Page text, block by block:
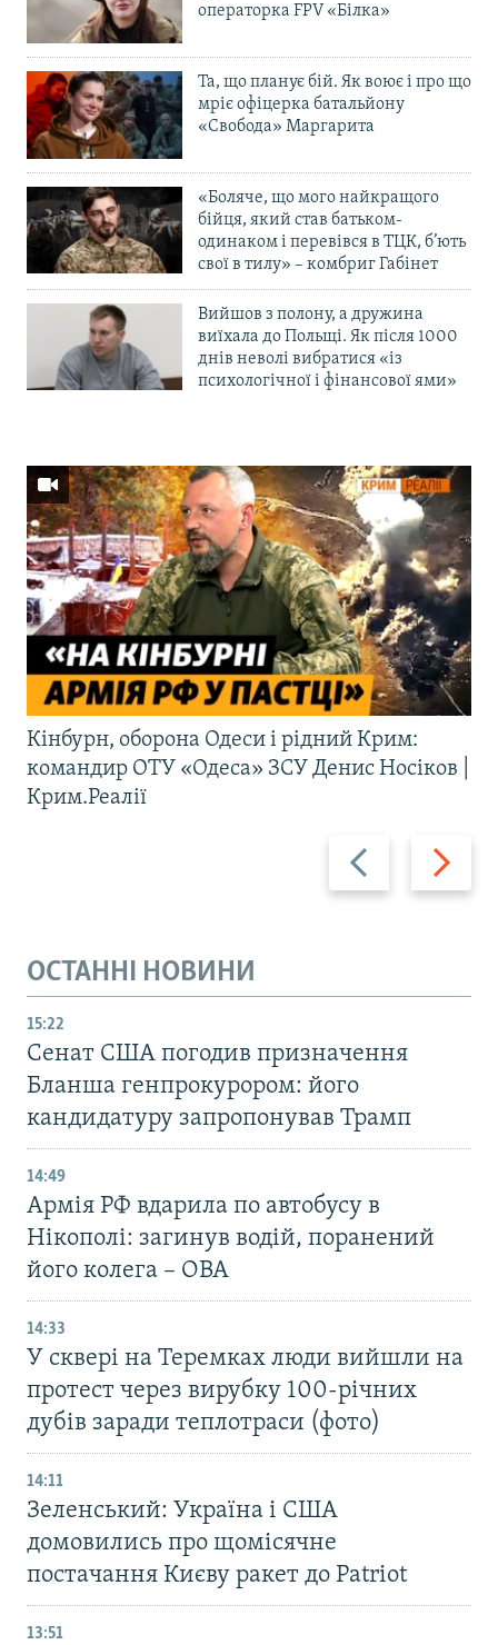
операторка FPV «Білка»
Та, що планує бій. Як воює і про що
мріє офіцерка батальйону
«Свобода» Маргарита
«Боляче, що мого найкращого
бійця, який став батьком-
одинаком і перевівся в ТЦК, б’ють
свої в тилу» – комбриг Габінет
Вийшов з полону, а дружина
виїхала до Польщі. Як після 1000
днів неволі вибратися «із
психологічної і фінансової ями»
Назад Вперед
Кінбурн, оборона Одеси і рідний Крим:
командир ОТУ «Одеса» ЗСУ Денис Носіков |
Крим.Реалії
ОСТАННІ НОВИНИ
15:22
Сенат США погодив призначення
Бланша генпрокурором: його
кандидатуру запропонував Трамп
14:49
Армія РФ вдарила по автобусу в
Нікополі: загинув водій, поранений
його колега – ОВА
14:33
У сквері на Теремках люди вийшли на
протест через вирубку 100-річних
дубів заради теплотраси (фото)
14:11
Зеленський: Україна і США
домовились про щомісячне
постачання Києву ракет до Patriot
13:51